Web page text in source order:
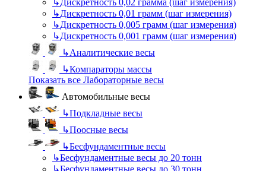
↳Дискретность 0,01 грамм (шаг измерения)
↳Дискретность 0,005 грамм (шаг измерения)
↳Дискретность 0,001 грамм (шаг измерения)
↳Аналитические весы
↳Компараторы массы
Показать все Лабораторные весы
Автомобильные весы
↳Подкладные весы
↳Поосные весы
↳Бесфундаментные весы
↳Бесфундаментные весы до 20 тонн
↳Бесфундаментные весы до 30 тонн